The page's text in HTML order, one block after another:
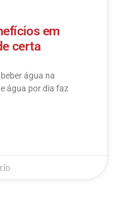
em
certa
água na
água por dia faz